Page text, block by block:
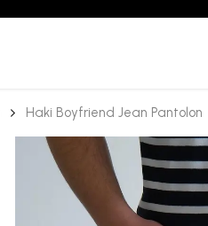
Haki Boyfriend Jean Pantolon